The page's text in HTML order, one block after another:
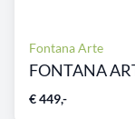
Fontana Arte
FONTANA
€ 449,-